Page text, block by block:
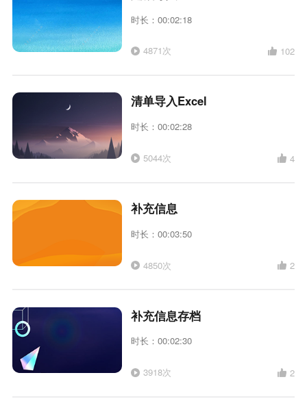
时长：00:02:18
4871次 102
清单导入Excel
时长：00:02:28
5044次 4
补充信息
时长：00:03:50
4850次 2
补充信息存档
时长：00:02:30
3918次 2